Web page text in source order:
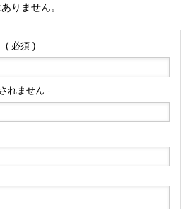
りません。
( 必須 )
れません -